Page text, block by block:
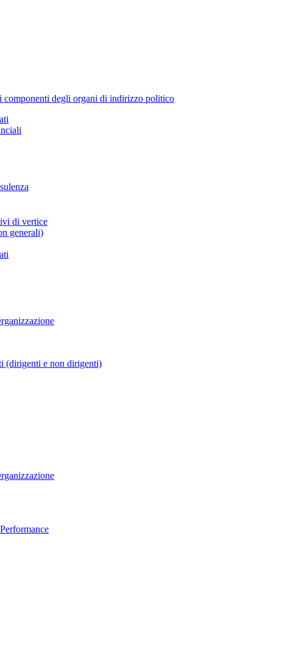
componenti degli organi di indirizzo politico
di vertice
generali)
(dirigenti e non dirigenti)